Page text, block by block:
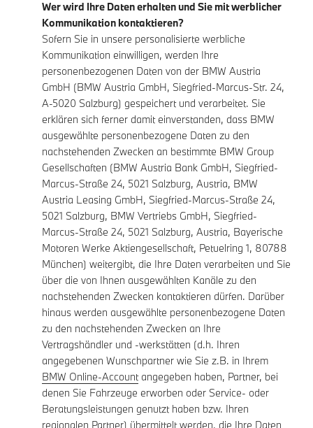
Wer wird Ihre Daten erhalten und Sie mit werblicher
Kommunikation kontaktieren?
Sofern Sie in unsere personalisierte werbliche
Kommunikation einwilligen, werden Ihre
personenbezogenen Daten von der BMW Austria
GmbH (BMW Austria GmbH, Siegfried-Marcus-Str. 24,
A-5020 Salzburg) gespeichert und verarbeitet. Sie
erklären sich ferner damit einverstanden, dass BMW
ausgewählte personenbezogene Daten zu den
nachstehenden Zwecken an bestimmte BMW Group
Gesellschaften (BMW Austria Bank GmbH, Siegfried-
Marcus-Straße 24, 5021 Salzburg, Austria, BMW
Austria Leasing GmbH, Siegfried-Marcus-Straße 24,
5021 Salzburg, BMW Vertriebs GmbH, Siegfried-
Marcus-Straße 24, 5021 Salzburg, Austria, Bayerische
Motoren Werke Aktiengesellschaft, Petuelring 1, 80788
München) weitergibt, die Ihre Daten verarbeiten und Sie
über die von Ihnen ausgewählten Kanäle zu den
nachstehenden Zwecken kontaktieren dürfen. Darüber
hinaus werden ausgewählte personenbezogene Daten
zu den nachstehenden Zwecken an Ihre
Vertragshändler und -werkstätten (d.h. Ihren
angegebenen Wunschpartner wie Sie z.B. in Ihrem
BMW Online-Accountangegeben haben, Partner, bei
denen Sie Fahrzeuge erworben oder Service- oder
Beratungsleistungen genutzt haben bzw. Ihren
regionalen Partner) übermittelt werden, die Ihre Daten